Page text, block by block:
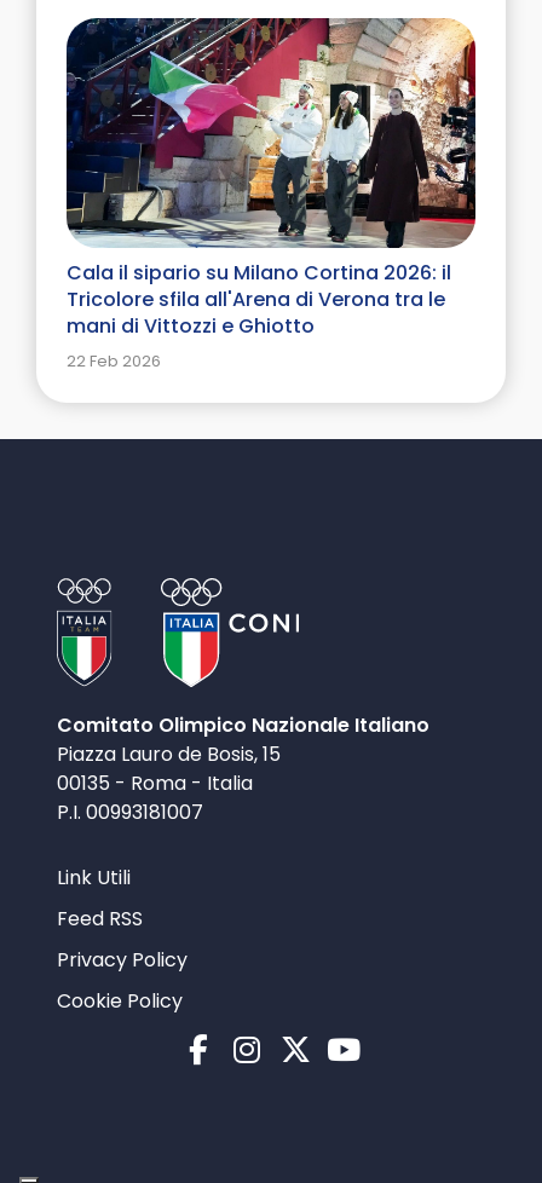
Cala il sipario su Milano Cortina 2026: il
Tricolore sfila all'Arena di Verona tra le
mani di Vittozzi e Ghiotto
22 Feb 2026
Comitato Olimpico Nazionale Italiano
Piazza Lauro de Bosis, 15
00135 - Roma - Italia
P.I. 00993181007
Link Utili
Feed RSS
Privacy Policy
Cookie Policy
Facebook
Instagram
X YouTube